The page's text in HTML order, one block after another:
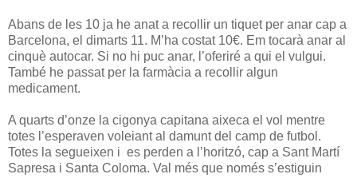
Abans de les 10 ja he anat a recollir un tiquet per anar cap a
Barcelona, el dimarts 11. M’ha costat 10€. Em tocarà anar al
cinquè autocar. Si no hi puc anar, l’oferiré a qui el vulgui.
També he passat per la farmàcia a recollir algun
medicament.
A quarts d’onze la cigonya capitana aixeca el vol mentre
totes l’esperaven voleiant al damunt del camp de futbol.
Totes la segueixen i es perden a l’horitzó, cap a Sant Martí
Sapresa i Santa Coloma. Val més que només s’estiguin